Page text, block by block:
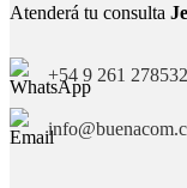
Atenderá tu consulta
+54 9 261